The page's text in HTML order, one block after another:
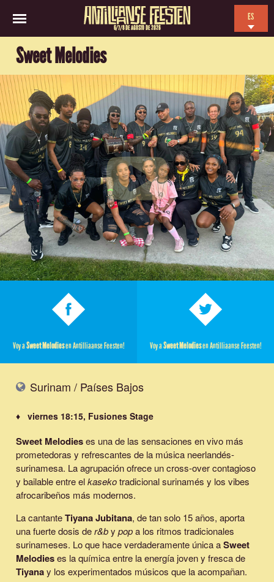
6/7/8 DE AGOSTO DE 2026
ES
FR
Sweet Melodies
Voy aSweet Melodiesen Antilliaanse Feesten! Voy aSweet Melodiesen Antilliaanse Feesten!
Surinam / Países Bajos
♦ viernes 18:15, Fusiones Stage
Sweet Melodieses una de las sensaciones en vivo más
prometedoras y refrescantes de la música neerlandés-
surinamesa. La agrupación ofrece un cross-over contagioso
y bailable entre elkasekotradicional surinamés y los vibes
afrocaribeños más modernos.
La cantanteTiyana Jubitana, de tan solo 15 años, aporta
una fuerte dosis der&by popa los ritmos tradicionales
surinameses. Lo que hace verdaderamente única aSweet
Melodieses la química entre la energía joven y fresca de
Tiyanay los experimentados músicos que la acompañan.